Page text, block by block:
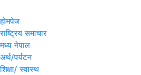
होमपेज
राष्ट्रिय समाचार
मध्य नेपाल
अर्थ/पर्यटन
शिक्षा/ स्वास्थ